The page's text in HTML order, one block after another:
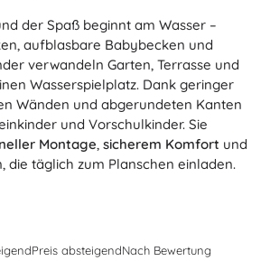
der Spaß beginnt am Wasser –
aufblasbare Babybecken und
verwandeln Garten, Terrasse und
Wasserspielplatz. Dank geringer
Wänden und abgerundeten Kanten
und Vorschulkinder. Sie
Montage, sicherem Komfort und
die täglich zum Planschen einladen.
aus strapazierfähigem
ist auf
der Luft, ein Ablassventil
Preis absteigendNach Bewertung